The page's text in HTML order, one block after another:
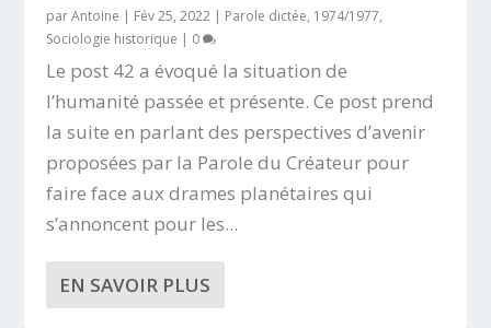
parAntoine | Fév 25, 2022 | Parole dictée, 1974/1977,
Sociologie historique | 0
Le post 42 a évoqué la situation de
l’humanité passée et présente. Ce post prend
la suite en parlant des perspectives d’avenir
proposées par la Parole du Créateur pour
faire face aux drames planétaires qui
s’annoncent pour les...
EN SAVOIR PLUS